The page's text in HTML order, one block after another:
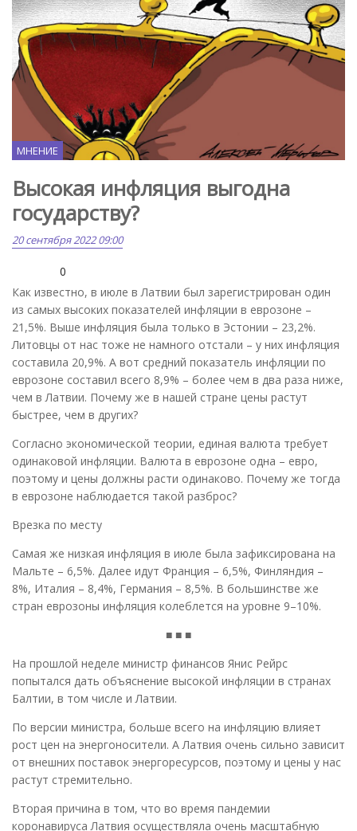
МНЕНИЕ
Высокая инфляция выгодна
государству?
20 сентября 2022 09:00
0
Как известно, в июле в Латвии был зарегистрирован один
из самых высоких показателей инфляции в еврозоне –
21,5%. Выше инфляция была только в Эстонии – 23,2%.
Литовцы от нас тоже не намного отстали – у них инфляция
составила 20,9%. А вот средний показатель инфляции по
еврозоне составил всего 8,9% – более чем в два раза ниже,
чем в Латвии. Почему же в нашей стране цены растут
быстрее, чем в других?
Согласно экономической теории, единая валюта требует
одинаковой инфляции. Валюта в еврозоне одна – евро,
поэтому и цены должны расти одинаково. Почему же тогда
в еврозоне наблюдается такой разброс?
Врезка по месту
Самая же низкая инфляция в июле была зафиксирована на
Мальте – 6,5%. Далее идут Франция – 6,5%, Финляндия –
8%, Италия – 8,4%, Германия – 8,5%. В большинстве же
стран еврозоны инфляция колеблется на уровне 9–10%.
■ ■ ■
На прошлой неделе министр финансов Янис Рейрс
попытался дать объяснение высокой инфляции в странах
Балтии, в том числе и Латвии.
По версии министра, больше всего на инфляцию влияет
рост цен на энергоносители. А Латвия очень сильно зависит
от внешних поставок энергоресурсов, поэтому и цены у нас
растут стремительно.
Вторая причина в том, что во время пандемии
коронавируса Латвия осуществляла очень масштабную